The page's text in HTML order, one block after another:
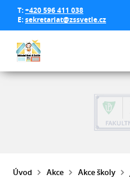
T:+420 596 411 038
E:sekretariat@zssvetle.cz
Úvod Akce Akce školy